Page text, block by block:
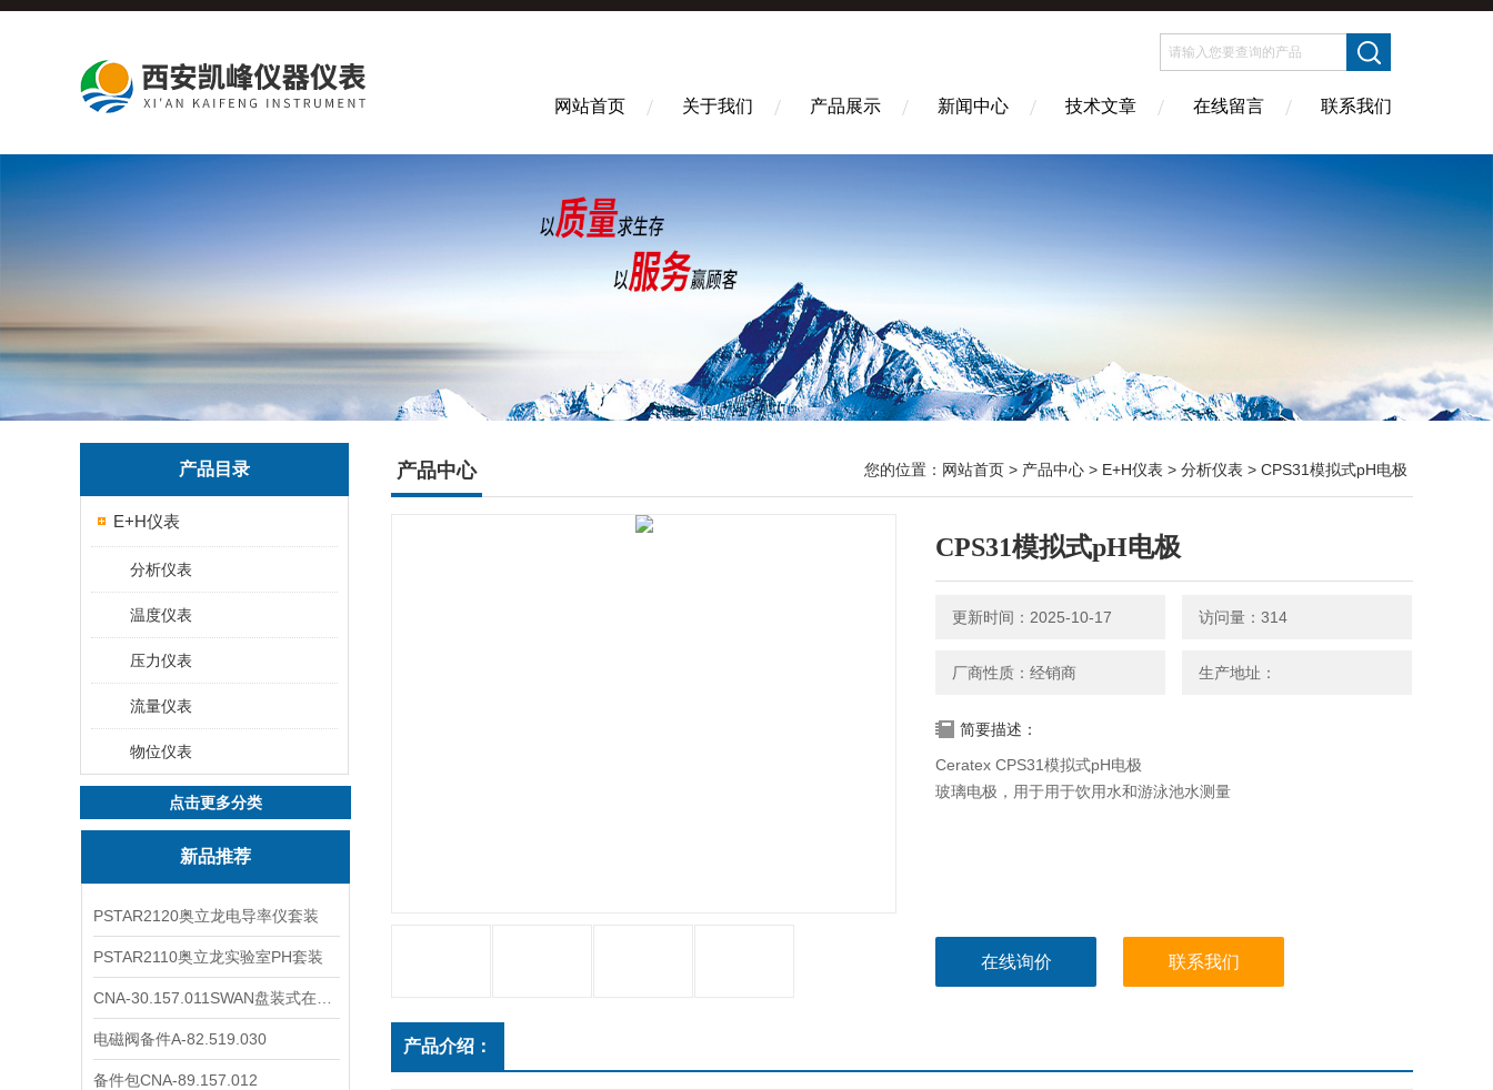
网站首页 关于我们 产品展示 新闻中心 技术文章 在线留言 联系我们
产品目录
E+H仪表
分析仪表
温度仪表
压力仪表
流量仪表
物位仪表
点击更多分类
新品推荐
PSTAR2120奥立龙电导率仪套装
PSTAR2110奥立龙实验室PH套装
电磁阀备件A-82.519.030
备件包CNA-89.157.012
产品中心 您的位置： 网站首页 > 产品中心 > E+H仪表 > 分析仪表 > CPS31模拟式pH电极
CPS31模拟式pH电极
更新时间：2025-10-17 访问量：314
厂商性质：经销商 生产地址：
简要描述：
Ceratex CPS31模拟式pH电极
玻璃电极，用于用于饮用水和游泳池水测量
在线询价 联系我们
产品介绍：